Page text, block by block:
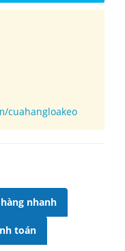
cuahangloakeo
nhanh
toán